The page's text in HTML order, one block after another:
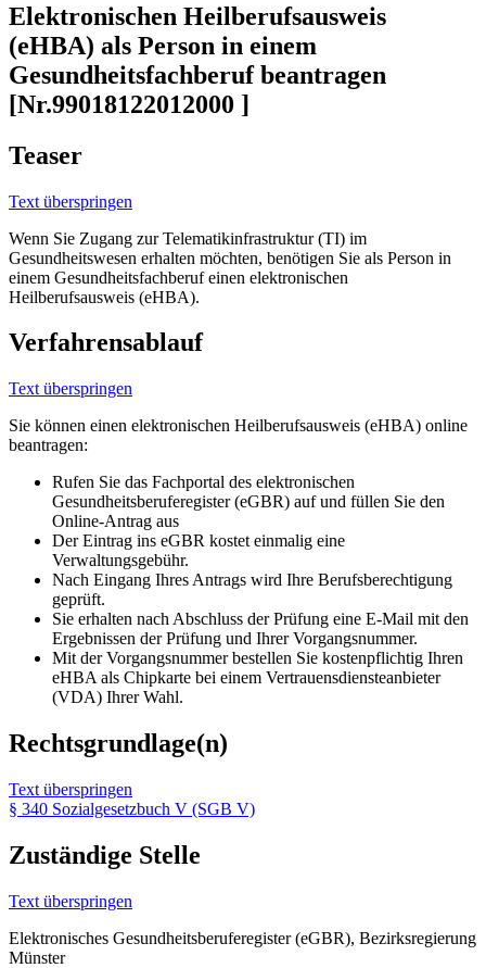
Elektronischen Heilberufsausweis
(eHBA) als Person in einem
Gesundheitsfachberuf beantragen
[Nr.99018122012000 ]
Teaser
Text überspringen
Wenn Sie Zugang zur Telematikinfrastruktur (TI) im
Gesundheitswesen erhalten möchten, benötigen Sie als Person in
einem Gesundheitsfachberuf einen elektronischen
Heilberufsausweis (eHBA).
Verfahrensablauf
Text überspringen
Sie können einen elektronischen Heilberufsausweis (eHBA) online
beantragen:
Rufen Sie das Fachportal des elektronischen
Gesundheitsberuferegister (eGBR) auf und füllen Sie den
Online-Antrag aus
Der Eintrag ins eGBR kostet einmalig eine
Verwaltungsgebühr.
Nach Eingang Ihres Antrags wird Ihre Berufsberechtigung
geprüft.
Sie erhalten nach Abschluss der Prüfung eine E-Mail mit den
Ergebnissen der Prüfung und Ihrer Vorgangsnummer.
Mit der Vorgangsnummer bestellen Sie kostenpflichtig Ihren
eHBA als Chipkarte bei einem Vertrauensdiensteanbieter
(VDA) Ihrer Wahl.
Rechtsgrundlage(n)
Text überspringen
§ 340 Sozialgesetzbuch V (SGB V)
Zuständige Stelle
Text überspringen
Elektronisches Gesundheitsberuferegister (eGBR), Bezirksregierung
Münster